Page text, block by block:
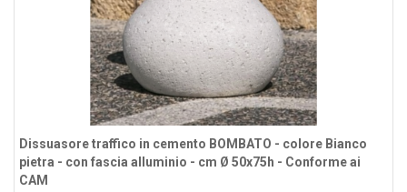
Dissuasore traffico in cemento BOMBATO - colore Bianco
pietra - con fascia alluminio - cm Ø 50x75h - Conforme ai
CAM